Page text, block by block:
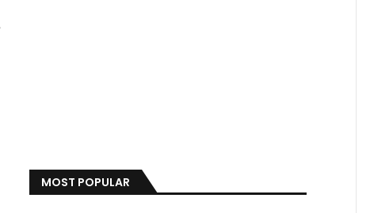
MOST POPULAR